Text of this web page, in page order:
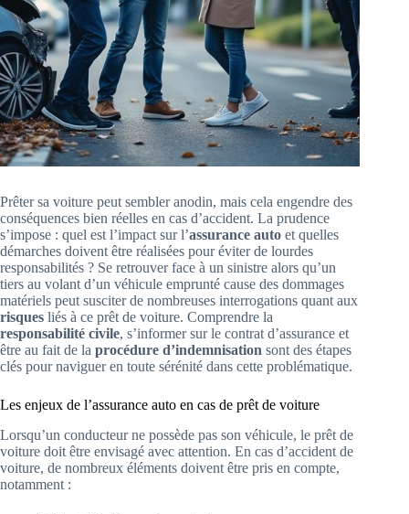
Prêter sa voiture peut sembler anodin, mais cela engendre des
conséquences bien réelles en cas d’accident. La prudence
s’impose : quel est l’impact sur l’assurance auto et quelles
démarches doivent être réalisées pour éviter de lourdes
responsabilités ? Se retrouver face à un sinistre alors qu’un
tiers au volant d’un véhicule emprunté cause des dommages
matériels peut susciter de nombreuses interrogations quant aux
risques liés à ce prêt de voiture. Comprendre la
responsabilité civile, s’informer sur le contrat d’assurance et
être au fait de la procédure d’indemnisation sont des étapes
clés pour naviguer en toute sérénité dans cette problématique.
Les enjeux de l’assurance auto en cas de prêt de voiture
Lorsqu’un conducteur ne possède pas son véhicule, le prêt de
voiture doit être envisagé avec attention. En cas d’accident de
voiture, de nombreux éléments doivent être pris en compte,
notamment :